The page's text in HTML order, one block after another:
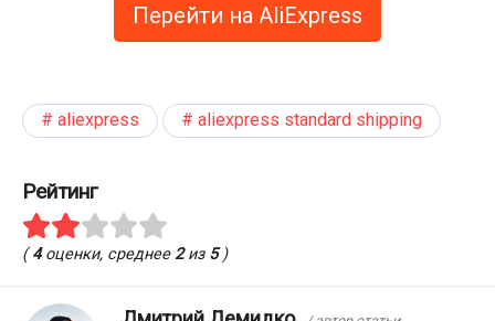
Перейти на AliExpress
aliexpress aliexpress standard shipping
Рейтинг
(4оценки, среднее 2из 5)